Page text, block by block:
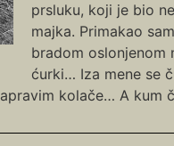
prsluku, koji je bio
majka. Primakao
bradom oslonjenom
ćurki… Iza mene se
kolače… A kum